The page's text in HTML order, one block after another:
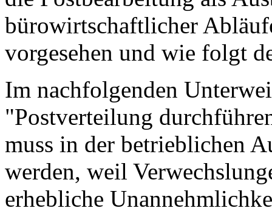
bürowirtschaftlicher
vorgesehen und wie folgt
Im nachfolgenden
"Postverteilung
muss in der betrieblichen
werden, weil
erhebliche